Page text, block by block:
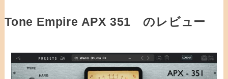
Tone Empire APX 351 のレビュー